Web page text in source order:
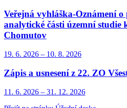
Veřejná vyhláška-Oznámení
analytické části územní studie
Chomutov
19. 6. 2026 – 10. 8. 2026
Zápis a usnesení z 22. ZO
11. 6. 2026 – 31. 12. 2026